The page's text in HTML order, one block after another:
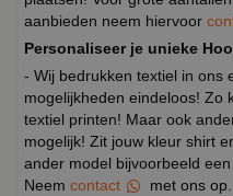
aanbieden neem hiervoor
Personaliseer je unieke
- Wij bedrukken textiel in ons
mogelijkheden eindeloos! Zo
textiel printen! Maar ook
mogelijk! Zit jouw kleur shirt
ander model bijvoorbeeld
Neem contact
met ons